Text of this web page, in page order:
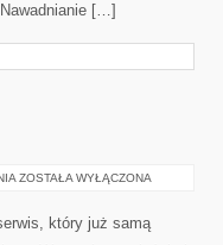
[…]
OSTRÓW
ZOSTAŁA WYŁĄCZONA
który już samą